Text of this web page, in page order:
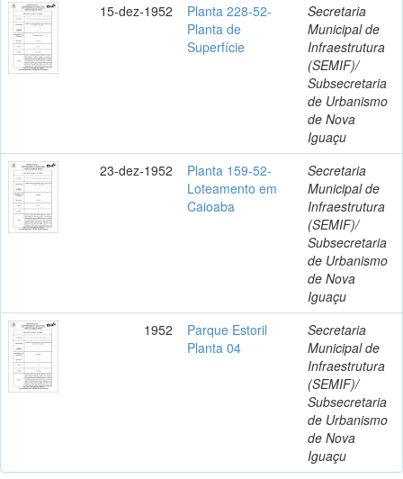
15-dez-1952
Planta 228-52-
Planta de
Superfície
Secretaria
Municipal de
Infraestrutura
(SEMIF)/
Subsecretaria
de Urbanismo
de Nova
Iguaçu
23-dez-1952
Planta 159-52-
Loteamento em
Caioaba
Secretaria
Municipal de
Infraestrutura
(SEMIF)/
Subsecretaria
de Urbanismo
de Nova
Iguaçu
1952
Parque Estoril
Planta 04
Secretaria
Municipal de
Infraestrutura
(SEMIF)/
Subsecretaria
de Urbanismo
de Nova
Iguaçu